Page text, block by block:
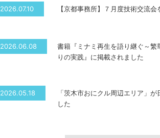
2026.07.10 【京都事務所】７月度技術交流
2026.06.08
書籍『ミナミ再生を語り継ぐ～
りの実践』に掲載されました
2026.05.18
「茨木市おにクル周辺エリア」
した